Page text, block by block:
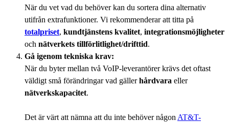
När du vet vad du behöver kan du sortera dina alternativ
utifrån extrafunktioner. Vi rekommenderar att titta på
totalpriset, kundtjänstens kvalitet, integrationsmöjligheter
och nätverkets tillförlitlighet/drifttid.
Gå igenom tekniska krav:
När du byter mellan två VoIP-leverantörer krävs det oftast
väldigt små förändringar vad gällerhårdvara eller
nätverkskapacitet.
Det är värt att nämna att du inte behöver någon AT&T-